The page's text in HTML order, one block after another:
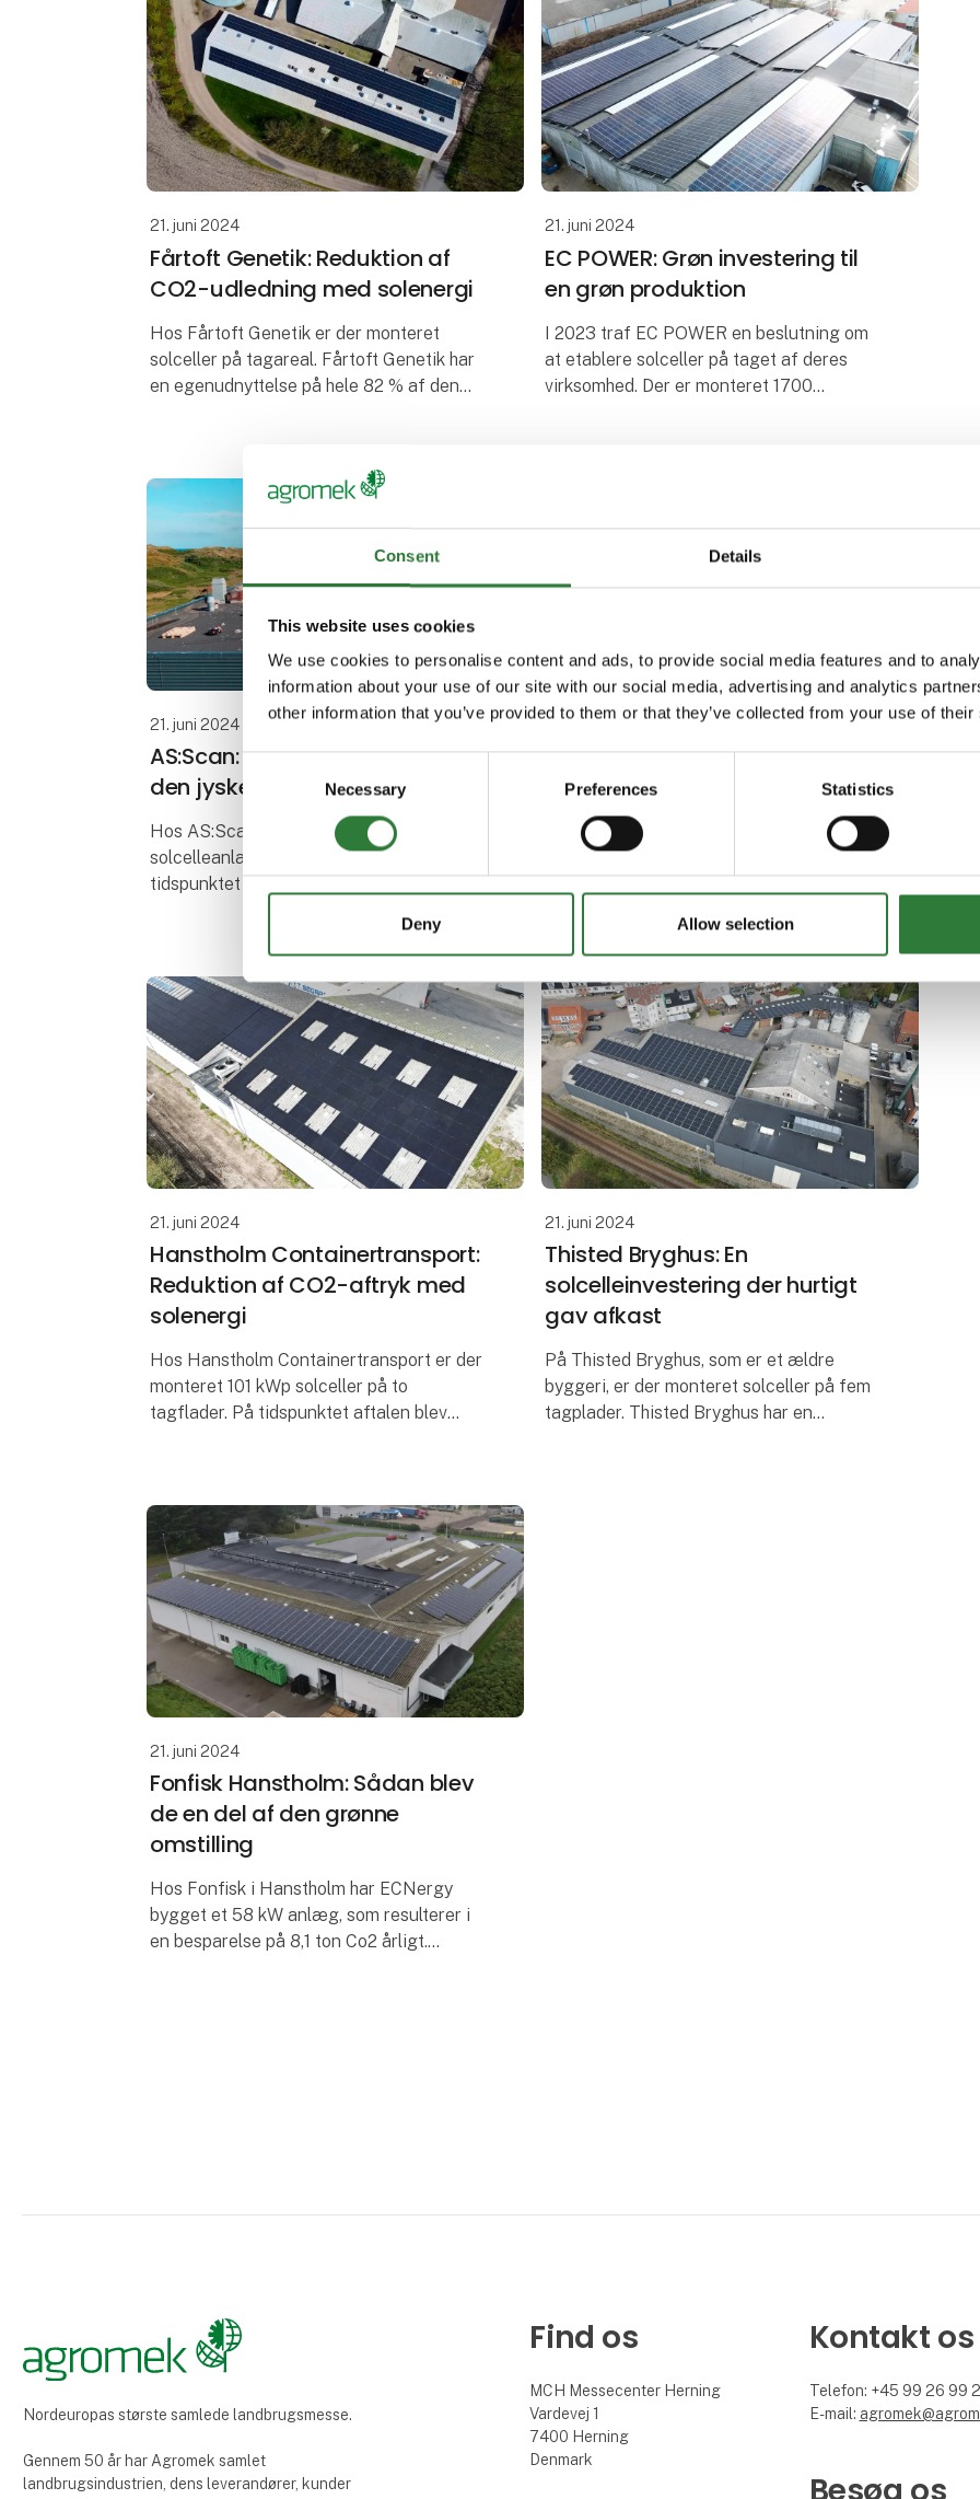
Consent Details
This website uses cookies
We use cookies to personalise content and ads, to provide social media features and to
information about your use of our site with our social media, advertising and analytics
other information that you’ve provided to them or that they’ve collected from your use of
Selection
Necessary Preferences Statistics
Deny Allow selection
21. juni 2024
Fårtoft Genetik: Reduktion af
CO2-udledning med solenergi
Hos Fårtoft Genetik er der monteret
solceller på tagareal. Fårtoft Genetik har
en egenudnyttelse på hele 82 % af den
21. juni 2024
EC POWER: Grøn investering til
en grøn produktion
I 2023 traf EC POWER en beslutning om
at etablere solceller på taget af deres
virksomhed. Der er monteret 1700
21. juni 2024
AS:Scan: Bæredygtighed langs
den jyske vestkyst
Hos AS:Scan er der monteret 68 kWp
solcelleanlæg på tagfladen. På
tidspunktet aftalen blev indgået, ville
af den strøm, der bliver produceret, og
anlægget spare
21. juni 2024
FGU Skolen: Optimeret
miljøeffektivitet med solenergi
På FGU Skolen er der monteret solceller
tagfladen. På tidspunktet aftalen blev
produceret, og anlægget sparer virksom
21. juni 2024
Hanstholm Containertransport:
Reduktion af CO2-aftryk med
solenergi
Hos Hanstholm Containertransport er der
monteret 101 kWp solceller på to
tagflader. På tidspunktet aftalen blev
21. juni 2024
Thisted Bryghus: En
solcelleinvestering der hurtigt
gav afkast​
På Thisted Bryghus, som er et ældre
byggeri, er der monteret solceller på fem
tagplader. Thisted Bryghus har en
21. juni 2024
Fonfisk Hanstholm: Sådan blev
de en del af den grønne
omstilling
Hos Fonfisk i Hanstholm har ECNergy
bygget et 58 kW anlæg, som resulterer i
en besparelse på 8,1 ton Co2 årligt.
Nordeuropas største samlede landbrugsmesse.
Gennem 50 år har Agromek samlet
landbrugsindustrien, dens leverandører, kunder
Find os
MCH Messecenter Herning
Vardevej 1
7400 Herning
Denmark
Kontakt os
Telefon: +45 99 26 99
E-mail: